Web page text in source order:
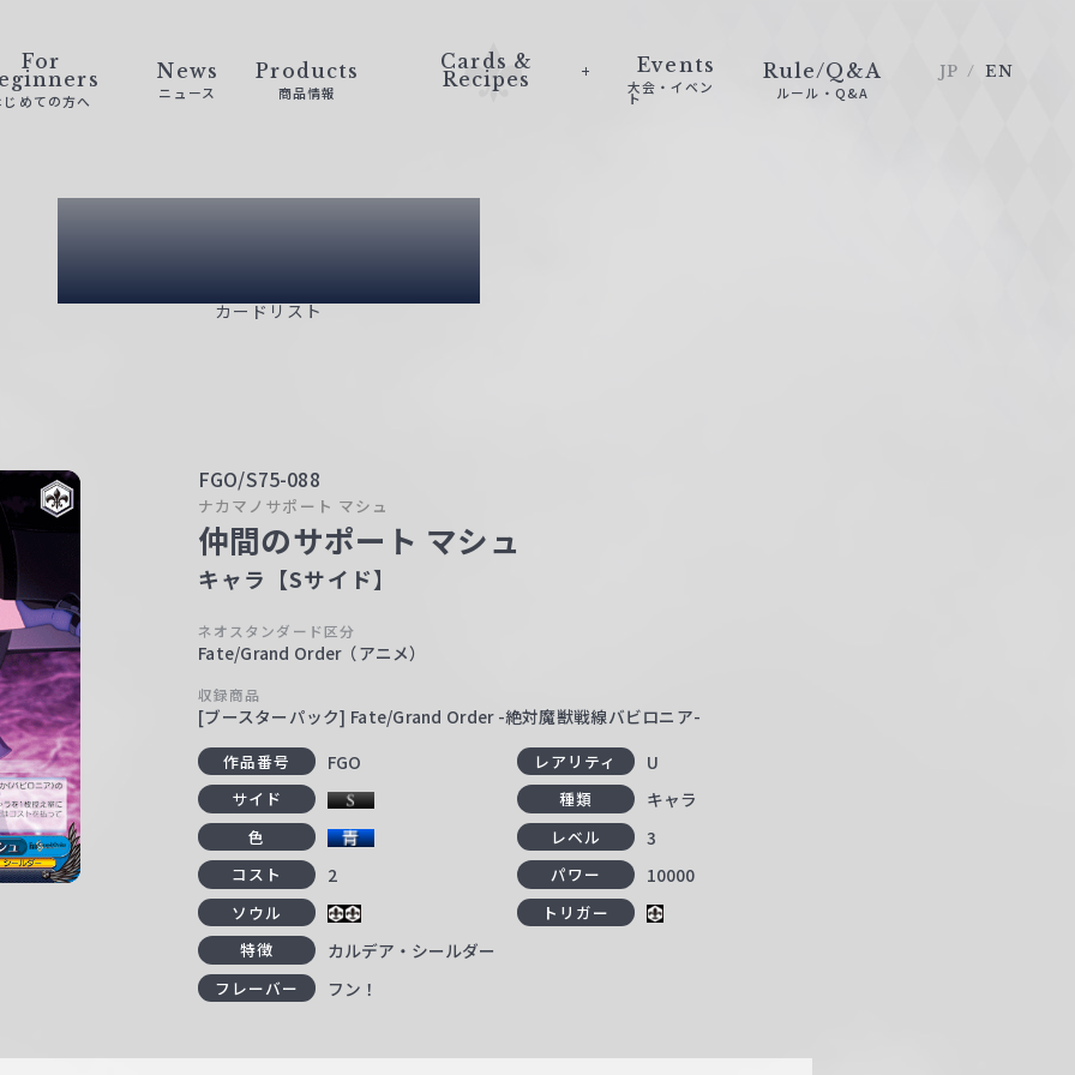
For
じめての方へ
News
ニュース
Products
商品情報
Cards &
Recipes
Events
大会・イベン
ト
Rule/Q&A
ルール・Q&A
JP EN
Card List
カードリスト
FGO/S75-088
ナカマノサポート マシュ
仲間のサポート マシュ
キャラ【Sサイド】
ネオスタンダード区分
Fate/Grand Order（アニメ）
収録商品
[ブースターパック] Fate/Grand Order -絶対魔獣戦線バビロニア-
作品番号 FGO レアリティ U
サイド 種類 キャラ
色 レベル 3
コスト 2 パワー 10000
ソウル
トリガー
特徴
カルデア・シールダー
フレーバー フン！